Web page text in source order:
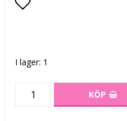
I lager: 1
KÖP